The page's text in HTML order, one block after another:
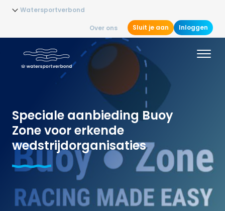
Watersportverbond
Over ons Sluit je aan Inloggen
Speciale aanbieding Buoy
Zone voor erkende
wedstrijdorganisaties